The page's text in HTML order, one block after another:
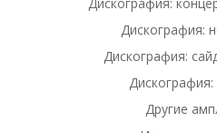
Дискография:
Дискография:
Дискография:
Другие